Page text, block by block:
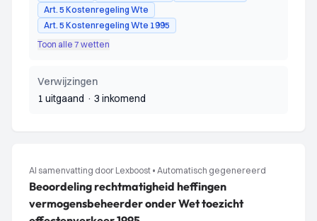
Art. 5 Kostenregeling Wte
Art. 5 Kostenregeling Wte 1995
Toon alle 7 wetten
Verwijzingen
1 uitgaand · 3 inkomend
AI samenvatting door Lexboost • Automatisch gegenereerd
Beoordeling rechtmatigheid heffingen
vermogensbeheerder onder Wet toezicht